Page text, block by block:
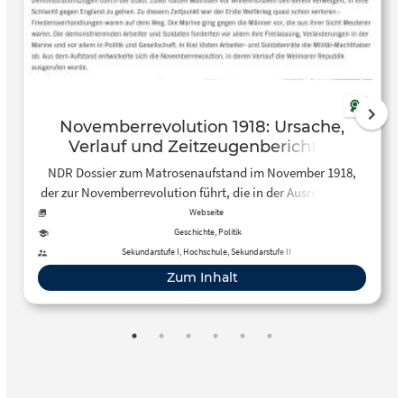
Novemberrevolution 1918: Ursache,
Verlauf und Zeitzeugenberichte |
NDR.de – Geschichte
NDR Dossier zum Matrosenaufstand im November 1918,
der zur Novemberrevolution führt, die in der Ausrufung der
Republik mündet.
Webseite
Geschichte, Politik
Sekundarstufe I, Hochschule, Sekundarstufe II
Zum Inhalt